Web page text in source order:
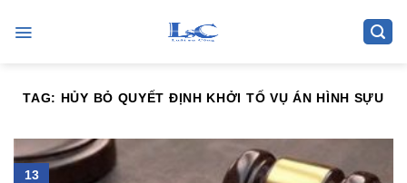
TAG: HỦY BỎ QUYẾT ĐỊNH KHỞI TỐ VỤ ÁN HÌNH SỰU
13